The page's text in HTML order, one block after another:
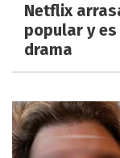
Netflix
popular y
drama